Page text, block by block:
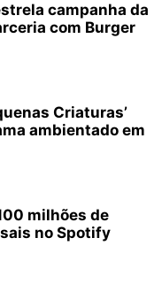
campanha da
com Burger
Criaturas’
ambientado em
milhões de
no Spotify